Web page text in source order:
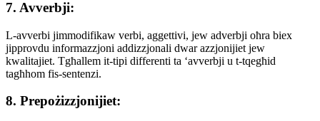
7. Avverbji:
L-avverbi jimmodifikaw verbi, aggettivi, jew adverbji oħra biex
jipprovdu informazzjoni addizzjonali dwar azzjonijiet jew
kwalitajiet. Tgħallem it-tipi differenti ta ‘avverbji u t-tqegħid
tagħhom fis-sentenzi.
8. Prepożizzjonijiet: